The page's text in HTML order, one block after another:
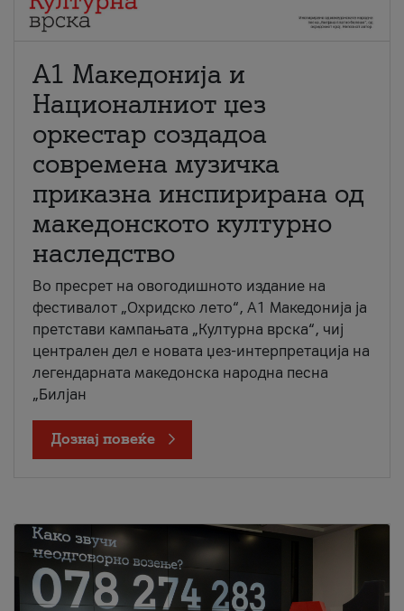
А1 Македонија и
Националниот џез
оркестар создадоа
современа музичка
приказна инспирирана од
македонското културно
наследство
Во пресрет на овогодишното издание на
фестивалот „Охридско лето“, А1 Македонија ја
претстави кампањата „Културна врска“, чиј
централен дел е новата џез-интерпретација на
легендарната македонска народна песна
„Билјан
Дознај повеќе